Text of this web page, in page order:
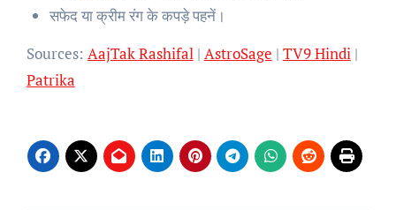
सफेद या क्रीम रंग के कपड़े पहनें।
Sources: AajTak Rashifal | AstroSage | TV9 Hindi |
Patrika